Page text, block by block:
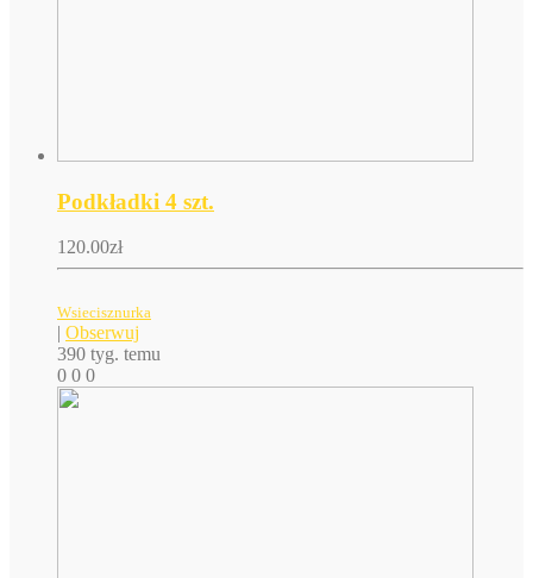
Podkładki 4 szt.
120.00zł
Wsiecisznurka
| Obserwuj
390 tyg. temu
0 0 0